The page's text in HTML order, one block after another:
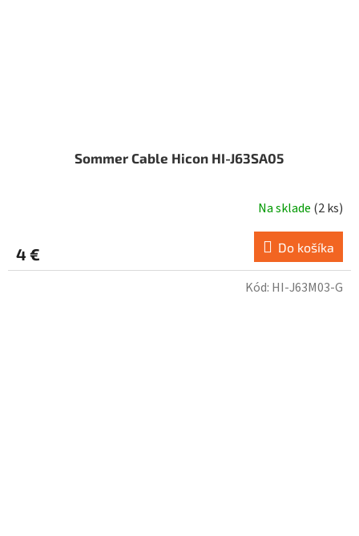
Sommer Cable Hicon HI-J63SA05
Na sklade (2 ks)
4 € Do košíka
Kód: HI-J63M03-G